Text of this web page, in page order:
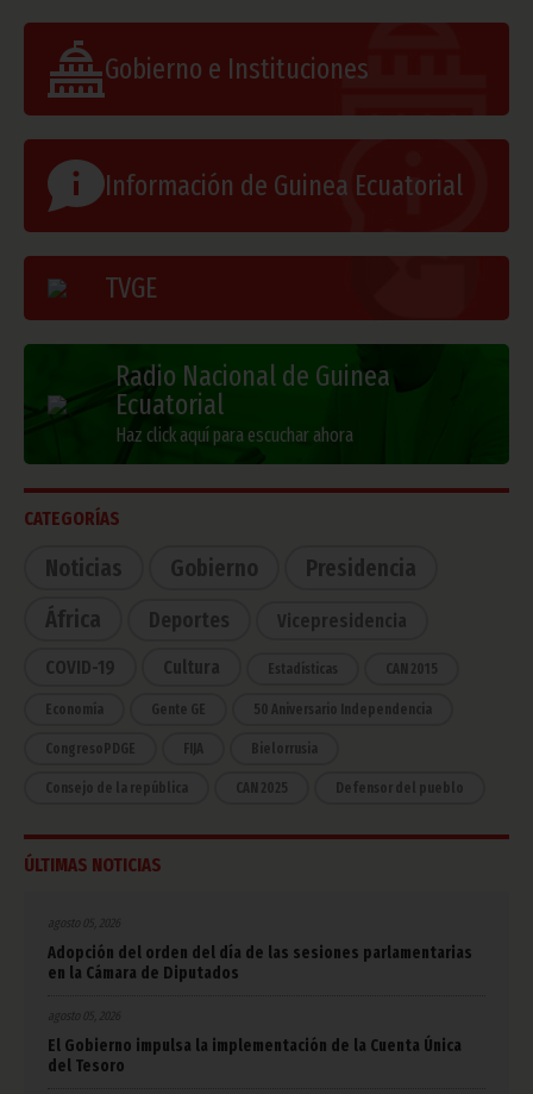
Gobierno e Instituciones
Información de Guinea Ecuatorial
TVGE
Radio Nacional de Guinea
Ecuatorial
Haz click aquí para escuchar ahora
CATEGORÍAS
Noticias Gobierno
Presidencia
África
Deportes Vicepresidencia
COVID-19 Cultura Estadísticas CAN 2015
Economía Gente GE 50 Aniversario Independencia
CongresoPDGE FIJA Bielorrusia
Consejo de la república CAN 2025 Defensor del pueblo
ÚLTIMAS NOTICIAS
agosto 05, 2026
Adopción del orden del día de las sesiones parlamentarias
en la Cámara de Diputados
agosto 05, 2026
El Gobierno impulsa la implementación de la Cuenta Única
del Tesoro